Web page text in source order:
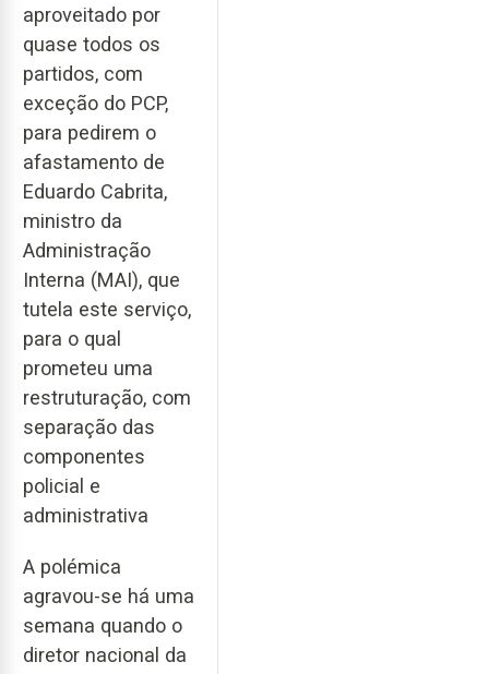
aproveitado por
quase todos os
partidos, com
exceção do PCP,
para pedirem o
afastamento de
Eduardo Cabrita,
ministro da
Administração
Interna (MAI), que
tutela este serviço,
para o qual
prometeu uma
restruturação, com
separação das
componentes
policial e
administrativa
A polémica
agravou-se há uma
semana quando o
diretor nacional da